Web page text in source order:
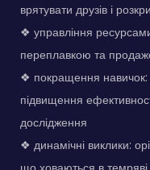
врятувати друзів і
❖ управління
переплавкою та
❖ покращення навичок:
підвищення
дослідження
❖ динамічні виклики: